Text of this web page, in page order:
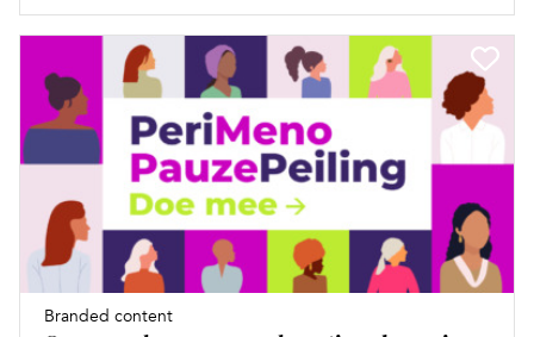
Branded content